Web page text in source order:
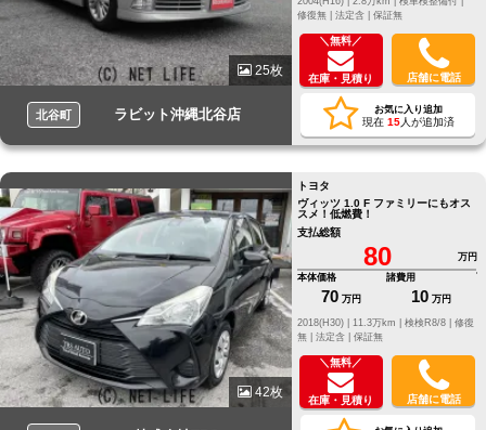
25枚
北谷町 ラビット沖縄北谷店
修復無 | 法定含 | 保証無
＼無料／
在庫・見積り 店舗に電話
お気に入り追加
現在 15人が追加済
42枚
トヨタ
ヴィッツ 1.0 F ファミリーにもオス
スメ！低燃費！
支払総額
80
万円
本体価格
70 万円
諸費用
10 万円
修復
無 | 法定含 | 保証無
＼無料／
在庫・見積り 店舗に電話